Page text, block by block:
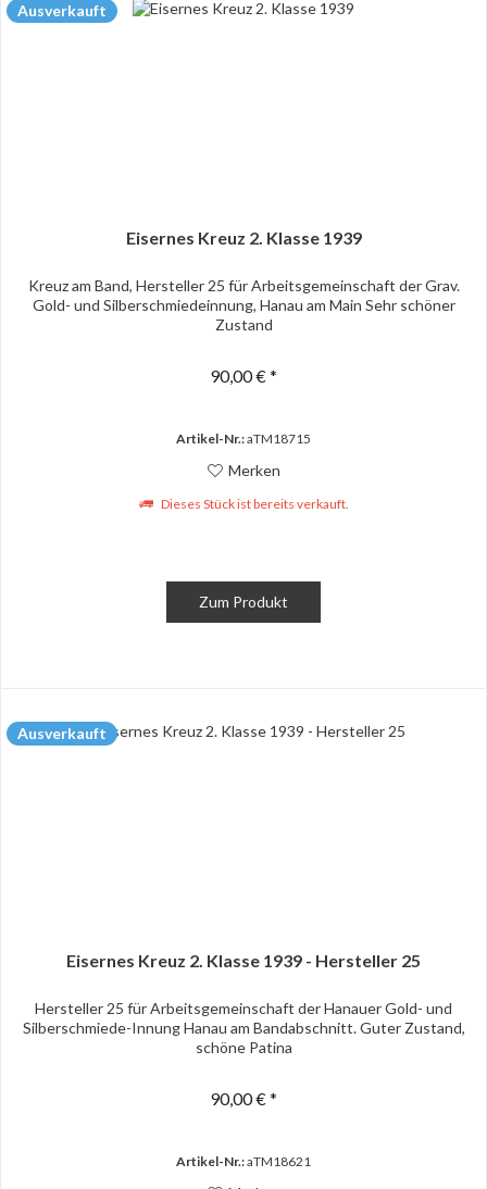
Ausverkauft
Eisernes Kreuz 2. Klasse 1939
Kreuz am Band, Hersteller 25 für Arbeitsgemeinschaft der Grav.
Gold- und Silberschmiedeinnung, Hanau am Main Sehr schöner
Zustand
90,00 € *
Artikel-Nr.:aTM18715
Merken
Dieses Stück ist bereits verkauft.
Zum Produkt
Ausverkauft
Eisernes Kreuz 2. Klasse 1939 - Hersteller 25
Hersteller 25 für Arbeitsgemeinschaft der Hanauer Gold- und
Silberschmiede-Innung Hanau am Bandabschnitt. Guter Zustand,
schöne Patina
90,00 € *
Artikel-Nr.:aTM18621